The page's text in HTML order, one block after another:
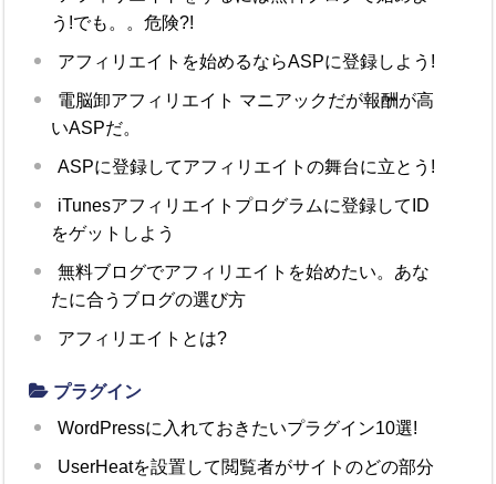
う!でも。。危険?!
アフィリエイトを始めるならASPに登録しよう!
電脳卸アフィリエイト マニアックだが報酬が高
いASPだ。
ASPに登録してアフィリエイトの舞台に立とう!
iTunesアフィリエイトプログラムに登録してID
をゲットしよう
無料ブログでアフィリエイトを始めたい。あな
たに合うブログの選び方
アフィリエイトとは?
プラグイン
WordPressに入れておきたいプラグイン10選!
UserHeatを設置して閲覧者がサイトのどの部分